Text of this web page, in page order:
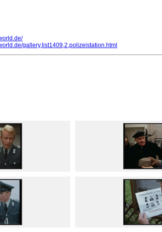
gallery,list1409,2,polizeistation.html